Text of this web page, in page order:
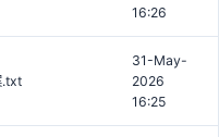
16:26
.txt
31-May-
2026
16:25